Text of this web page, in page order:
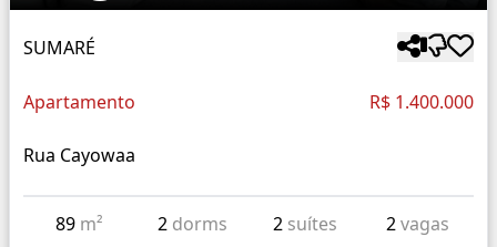
SUMARÉ
Apartamento R$ 1.400.000
Rua Cayowaa
89 m² 2 dorms 2 suítes 2vagas